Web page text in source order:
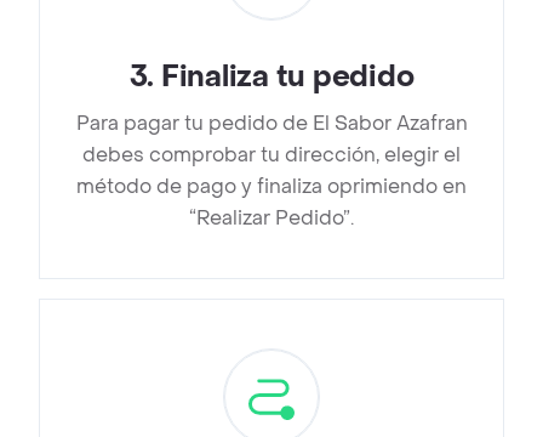
3. Finaliza tu pedido
Para pagar tu pedido de El Sabor Azafran
debes comprobar tu dirección, elegir el
método de pago y finaliza oprimiendo en
“Realizar Pedido”.